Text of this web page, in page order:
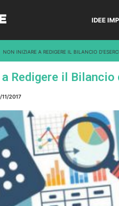
IDEE
NON INIZIARE A REDIGERE IL BILANCIO
Redigere il
11/2017